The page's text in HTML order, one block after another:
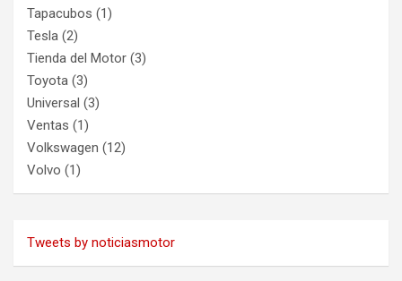
Tapacubos (1)
Tesla (2)
Tienda del Motor (3)
Toyota (3)
Universal (3)
Ventas (1)
Volkswagen (12)
Volvo (1)
Tweets by noticiasmotor